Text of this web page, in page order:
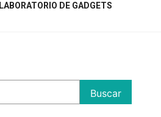
LABORATORIO DE GADGETS
Buscar